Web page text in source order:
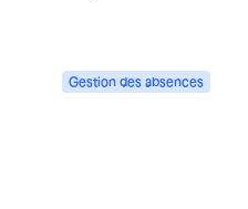
Gestion des absences